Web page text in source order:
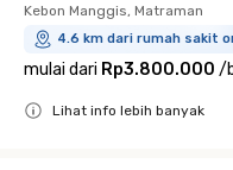
Kebon Manggis, Matraman
4.6 km dari rumah sakit
mulai dari Rp3.800.000 /
Lihat info lebih banyak